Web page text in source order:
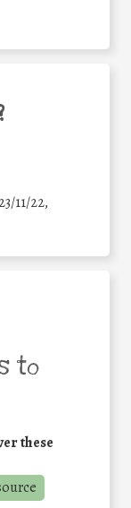
11/22,
to
these